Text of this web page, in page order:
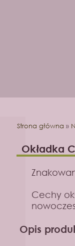
Strona główna »
Okładka
Cechy
Opis